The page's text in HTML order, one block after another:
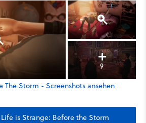
9
The Storm - Screenshots ansehen
Life is Strange: Before the Storm